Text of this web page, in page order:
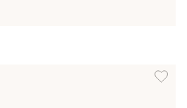
även i dessa färger:
Lägg